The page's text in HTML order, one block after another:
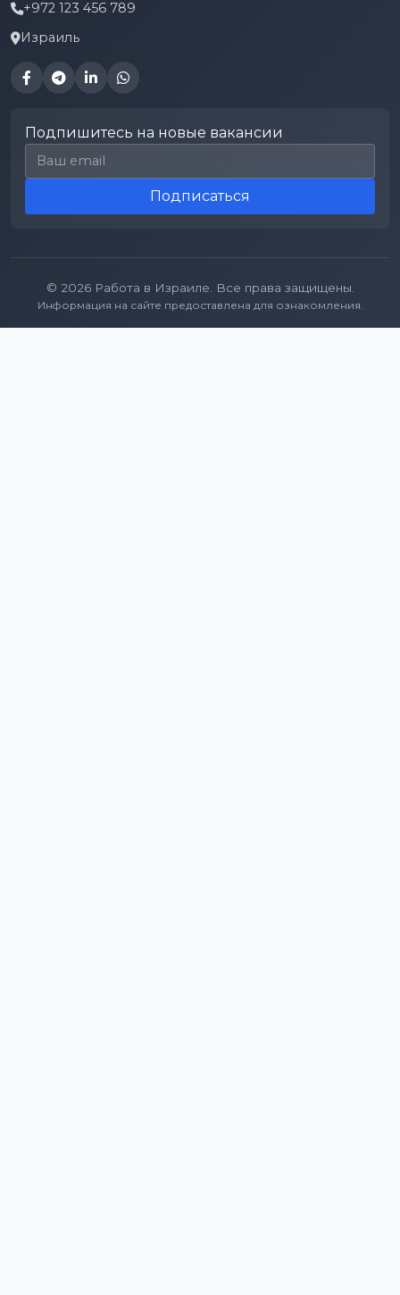
+972 123 456 789
Израиль
Подпишитесь на новые вакансии
Email для подписки
Подписаться
© 2026 Работа в Израиле. Все права защищены.
Информация на сайте предоставлена для ознакомления.